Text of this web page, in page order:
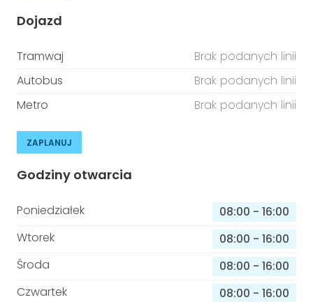
Dojazd
Tramwaj
Brak podanych linii
Autobus
Brak podanych linii
Metro
Brak podanych linii
ZAPLANUJ
Godziny otwarcia
Poniedziałek 08:00 - 16:00
Wtorek
08:00 - 16:00
Środa
08:00 - 16:00
Czwartek
08:00 - 16:00